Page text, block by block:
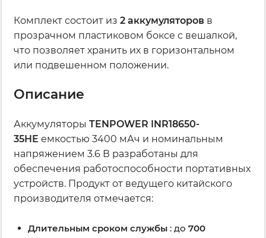
Комплект состоит из 2 аккумуляторов в
прозрачном пластиковом боксе с вешалкой,
что позволяет хранить их в горизонтальном
или подвешенном положении.
Описание
Аккумуляторы TENPOWER INR18650-
35HE емкостью 3400 мАч и номинальным
напряжением 3.6 В разработаны для
обеспечения работоспособности портативных
устройств. Продукт от ведущего китайского
производителя отмечается:
Длительным сроком службы : до 700